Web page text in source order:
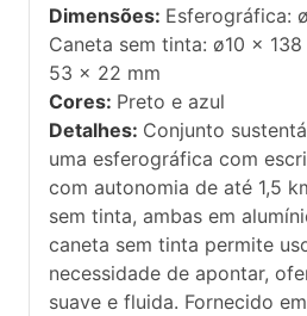
Dimensões: Esferográfica:
Caneta sem tinta: ø10 x
53 x 22 mm
Cores: Preto e azul
Detalhes: Conjunto
uma esferográfica com
com autonomia de até 1,5
sem tinta, ambas em
caneta sem tinta permite
necessidade de apontar,
suave e fluida. Fornecido